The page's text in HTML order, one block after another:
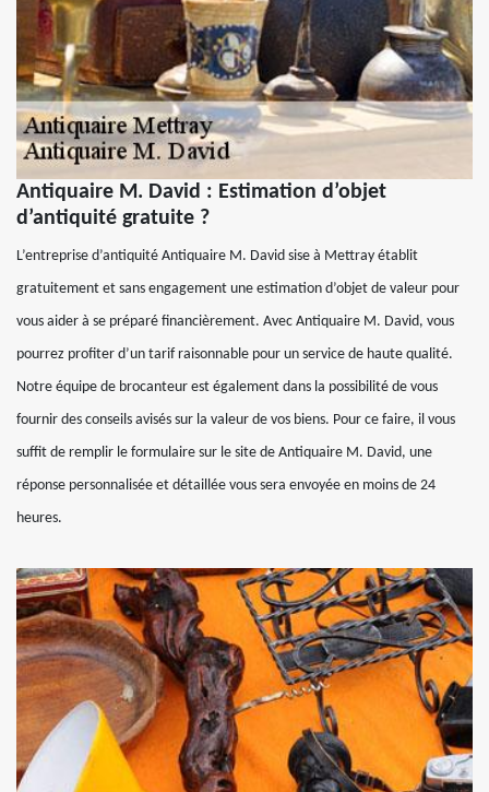
Antiquaire M. David : Estimation d’objet
d’antiquité gratuite ?
L’entreprise d’antiquité Antiquaire M. David sise à Mettray établit
gratuitement et sans engagement une estimation d’objet de valeur pour
vous aider à se préparé financièrement. Avec Antiquaire M. David, vous
pourrez profiter d’un tarif raisonnable pour un service de haute qualité.
Notre équipe de brocanteur est également dans la possibilité de vous
fournir des conseils avisés sur la valeur de vos biens. Pour ce faire, il vous
suffit de remplir le formulaire sur le site de Antiquaire M. David, une
réponse personnalisée et détaillée vous sera envoyée en moins de 24
heures.